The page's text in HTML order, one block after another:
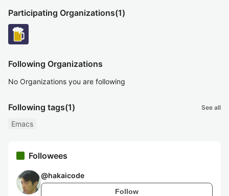
Participating Organizations(1)
Following Organizations
No Organizations you are following
Following tags(1) See all
Emacs
Followees
@hakaicode
Follow